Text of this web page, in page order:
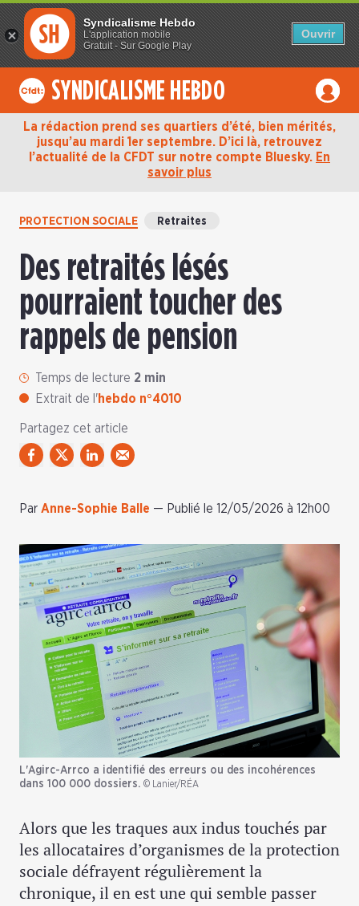
Syndicalisme Hebdo
L'application mobile
Gratuit - Sur Google Play
Ouvrir
La rédaction prend ses quartiers d’été, bien mérités,
jusqu’au mardi 1er septembre. D’ici là, retrouvez
l’actualité de la CFDT sur notre compte Bluesky. En
savoir plus
SYNDICALISME HEBDO
PROTECTION SOCIALE Retraites
Des retraités lésés
pourraient toucher des
rappels de pension
Temps de lecture 2 min
Extrait de l'hebdo n°4010
Partagez cet article
Par Anne-Sophie Balle — Publié le 12/05/2026 à 12h00
L'Agirc-Arrco a identifié des erreurs ou des incohérences
dans 100 000 dossiers. © Lanier/RÉA
Alors que les traques aux indus touchés par
les allocataires d’organismes de la protection
sociale défrayent régulièrement la
chronique, il en est une qui semble passer